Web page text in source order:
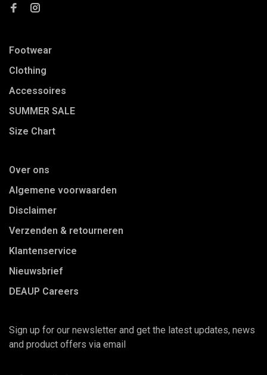
Footwear
Clothing
Accessoires
SUMMER SALE
Size Chart
Over ons
Algemene voorwaarden
Disclaimer
Verzenden & retourneren
Klantenservice
Nieuwsbrief
DEAUP Careers
Sign up for our newsletter and get the latest updates, news
and product offers via email